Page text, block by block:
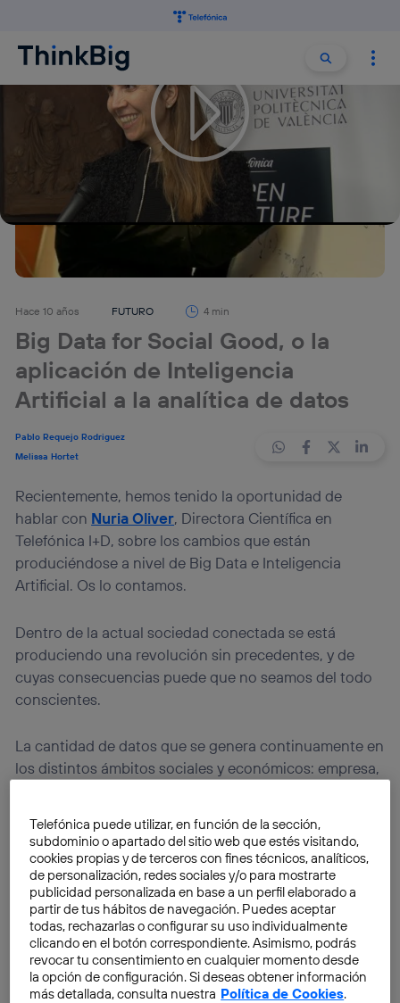
Buscar
Hace 10 años FUTURO 4 min
Big Data for Social Good, o la
aplicación de Inteligencia
Artificial a la analítica de datos
Pablo Requejo Rodriguez
Melissa Hortet
Recientemente, hemos tenido la oportunidad de
hablar con Nuria Oliver, Directora Científica en
Telefónica I+D, sobre los cambios que están
produciéndose a nivel de Big Data e Inteligencia
Artificial. Os lo contamos.
Dentro de la actual sociedad conectada se está
produciendo una revolución sin precedentes, y de
cuyas consecuencias puede que no seamos del todo
conscientes.
La cantidad de datos que se genera continuamente en
los distintos ámbitos sociales y económicos: empresa,
Un proceso que, al final, termina digitalizando el
comportamiento humano. Si unimos la combinación
de los sistemas de Internet de las Cosas con esa suma
ingente de información, obtenemos como resultado
billones de elementos conectados que a su vez
generarán más y más datos. Uno de los objetivos que
busca el ser humano, y que Nuria Oliver sueña, es la
posibilidad de “lograr que la conectividad a distancia
Telefónica puede utilizar, en función de la sección,
subdominio o apartado del sitio web que estés visitando,
cookies propias y de terceros con fines técnicos, analíticos,
de personalización, redes sociales y/o para mostrarte
publicidad personalizada en base a un perfil elaborado a
partir de tus hábitos de navegación. Puedes aceptar
todas, rechazarlas o configurar su uso individualmente
clicando en el botón correspondiente. Asimismo, podrás
revocar tu consentimiento en cualquier momento desde
la opción de configuración. Si deseas obtener información
más detallada, consulta nuestra Política de Cookies.